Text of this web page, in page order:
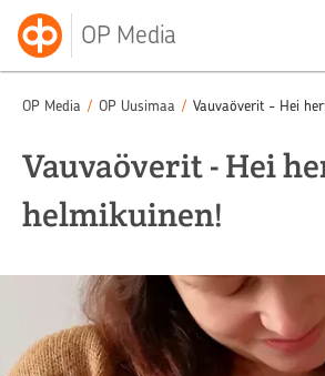
OP Media
OP Media / OP Uusimaa / Vauvaöverit - Hei
Vauvaöverit - Hei
helmikuinen!